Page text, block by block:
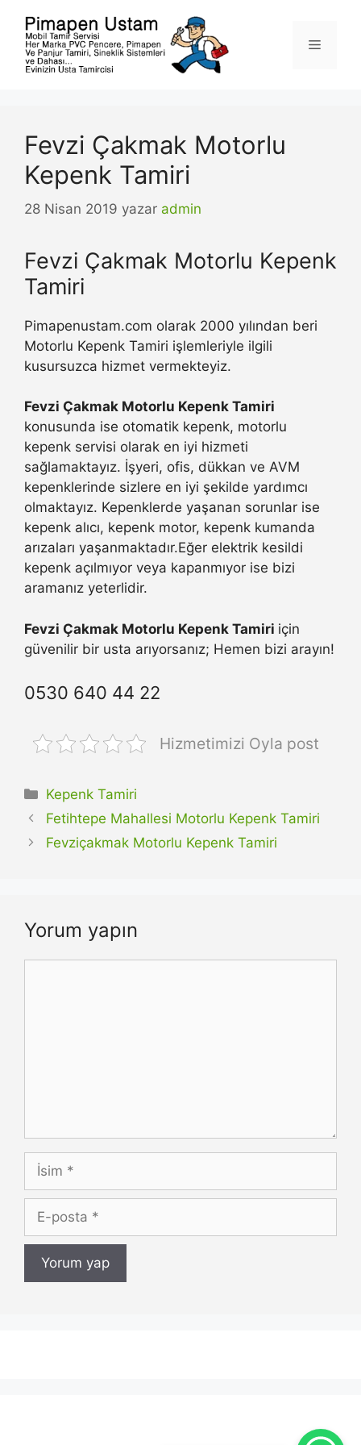
Menü
Fevzi Çakmak Motorlu
Kepenk Tamiri
28 Nisan 2019 yazar admin
Fevzi Çakmak Motorlu Kepenk
Tamiri
Pimapenustam.com olarak 2000 yılından beri
Motorlu Kepenk Tamiri işlemleriyle ilgili
kusursuzca hizmet vermekteyiz.
Fevzi Çakmak Motorlu Kepenk Tamiri
konusunda ise otomatik kepenk, motorlu
kepenk servisi olarak en iyi hizmeti
sağlamaktayız. İşyeri, ofis, dükkan ve AVM
kepenklerinde sizlere en iyi şekilde yardımcı
olmaktayız. Kepenklerde yaşanan sorunlar ise
kepenk alıcı, kepenk motor, kepenk kumanda
arızaları yaşanmaktadır.Eğer elektrik kesildi
kepenk açılmıyor veya kapanmıyor ise bizi
aramanız yeterlidir.
Fevzi Çakmak Motorlu Kepenk Tamiri için
güvenilir bir usta arıyorsanız; Hemen bizi arayın!
0530 640 44 22
Hizmetimizi Oyla post
Kategoriler
Kepenk Tamiri
Fetihtepe Mahallesi Motorlu Kepenk Tamiri
Fevziçakmak Motorlu Kepenk Tamiri
Yorum yapın
İsim
posta